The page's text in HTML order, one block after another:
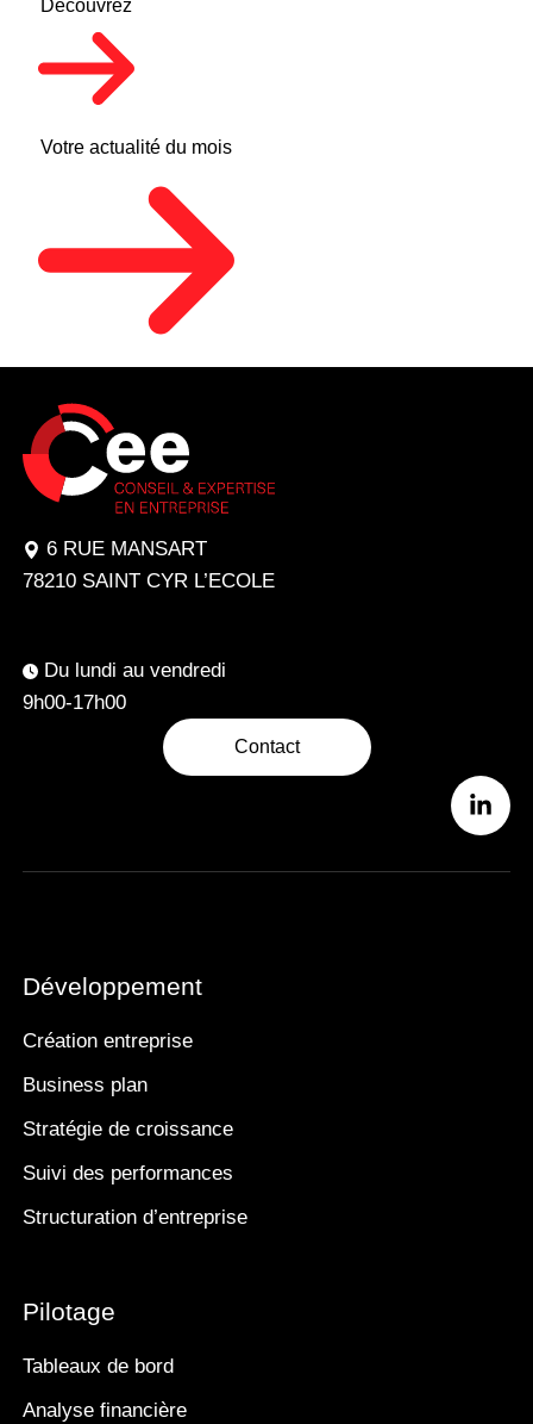
Découvrez
Votre actualité du mois
6 RUE MANSART
78210 SAINT CYR L’ECOLE
Du lundi au vendredi
9h00-17h00
Contact
Développement
Création entreprise
Business plan
Stratégie de croissance
Suivi des performances
Structuration d’entreprise
Pilotage
Tableaux de bord
Analyse financière